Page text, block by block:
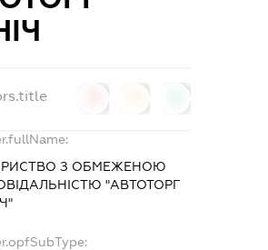
З ОБМЕЖЕНОЮ
"АВТОТОРГ